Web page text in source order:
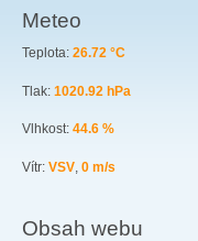
Meteo
Teplota: 26.72 °C
Tlak: 1020.92 hPa
Vlhkost: 44.6 %
Vítr: VSV, 0 m/s
Obsah webu